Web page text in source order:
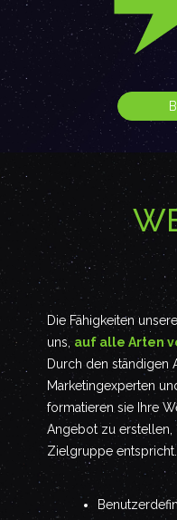
Die Fähigkeiten
uns, auf alle Arten
Durch den ständigen
Marketingexperten
formatieren sie Ihre
Angebot zu erstellen,
Zielgruppe entspricht.